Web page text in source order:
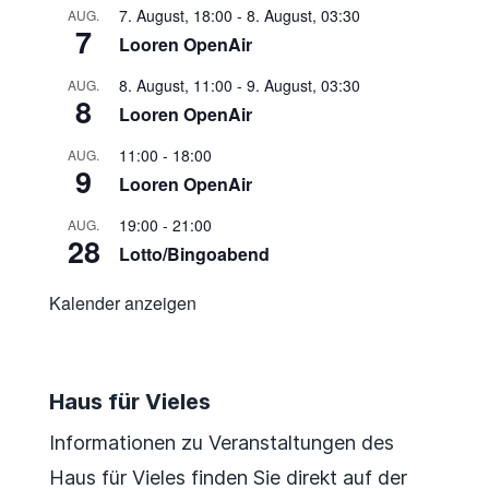
AUG.
7
7. August, 18:00 - 8. August, 03:30
Looren OpenAir
AUG.
8
8. August, 11:00 - 9. August, 03:30
Looren OpenAir
AUG.
9
11:00 - 18:00
Looren OpenAir
AUG.
28
19:00 - 21:00
Lotto/Bingoabend
Kalender anzeigen
Haus für Vieles
Informationen zu Veranstaltungen des
Haus für Vieles finden Sie direkt auf der